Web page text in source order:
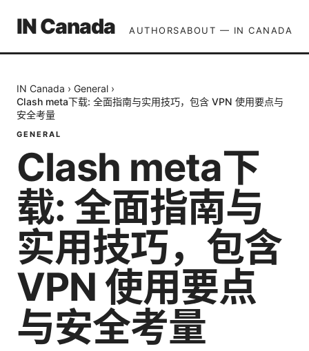
IN Canada AUTHORSABOUT — IN CANADA
IN Canada › General ›
Clash meta下载: 全面指南与实用技巧，包含 VPN 使用要点与
安全考量
GENERAL
Clash meta下
载: 全面指南与
实用技巧，包含
VPN 使用要点
与安全考量